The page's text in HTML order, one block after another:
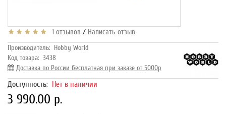
1 отзывов / Написать отзыв
Производитель: Hobby World
Код товара: 3438
Доставка по России бесплатная при заказе от 5000р
Доступность: Нет в наличии
3 990.00 р.